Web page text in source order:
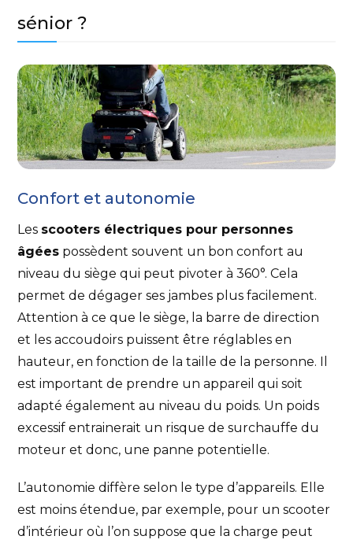
sénior ?
Confort et autonomie
Les scooters électriques pour personnes
âgées possèdent souvent un bon confort au
niveau du siège qui peut pivoter à 360°. Cela
permet de dégager ses jambes plus facilement.
Attention à ce que le siège, la barre de direction
et les accoudoirs puissent être réglables en
hauteur, en fonction de la taille de la personne. Il
est important de prendre un appareil qui soit
adapté également au niveau du poids. Un poids
excessif entrainerait un risque de surchauffe du
moteur et donc, une panne potentielle.
L’autonomie diffère selon le type d’appareils. Elle
est moins étendue, par exemple, pour un scooter
d’intérieur où l’on suppose que la charge peut